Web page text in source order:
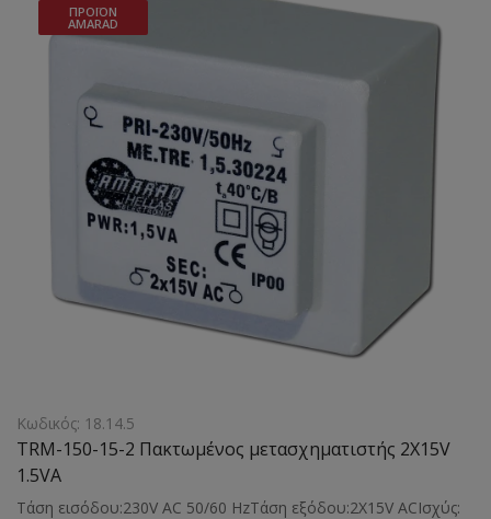
ΠΡΟΪΌΝ
AMARAD
Κωδικός: 18.14.5
TRM-150-15-2 Πακτωμένος μετασχηματιστής 2X15V
1.5VA
Τάση εισόδου:230V AC 50/60 HzΤάση εξόδου:2X15V ACΙσχύς: